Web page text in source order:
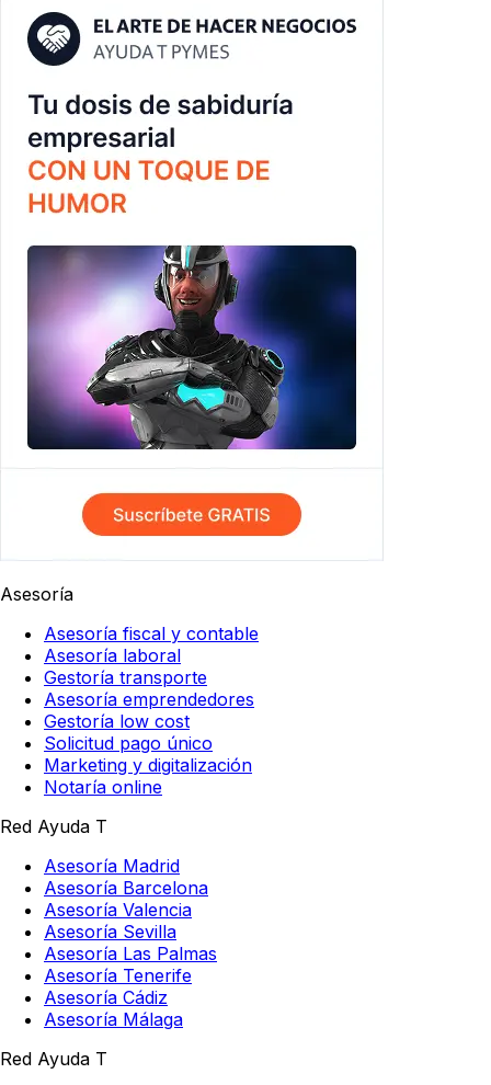
Asesoría
Asesoría fiscal y contable
Asesoría laboral
Gestoría transporte
Asesoría emprendedores
Gestoría low cost
Solicitud pago único
Marketing y digitalización
Notaría online
Red Ayuda T
Asesoría Madrid
Asesoría Barcelona
Asesoría Valencia
Asesoría Sevilla
Asesoría Las Palmas
Asesoría Tenerife
Asesoría Cádiz
Asesoría Málaga
Red Ayuda T